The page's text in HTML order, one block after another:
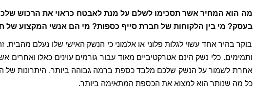
מה הוא המחיר אשר תסכימו לשלם על מנת לאבטח כראוי את הרכוש
בעסק? מי בין הלקוחות של חברת סייף כספות? מי הם אנשי המקצוע של
בוקר בהיר אחד עשוי לגלות פלוני או אלמוני כי הנשק האישי שלו נעלם
ותמימים. כלי נשק הינם אטרקטיביים מאוד עבור גורמים עוינים כאלו
אחרת לשמור על הנשק שלכם מלבד כספת ברמה גבוהה ביותר. היתרונות של
כל מה שנותר הוא למצוא את הכספת המתאימה ביותר.